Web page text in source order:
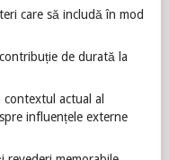
care să includă în mod
de durată la
actual al
influențele externe